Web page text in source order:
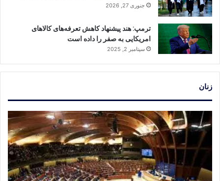
جنوری 27, 2026
ترمپ: هند پیشنهاد کاهش تعرفه‌های کالاهای
امریکایی به صفر را داده است
سپتامبر 2, 2025
زنان